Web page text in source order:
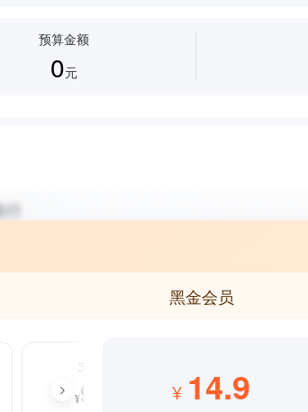
预算金额
0元
黑金会员
3个月
¥99 ¥ 14.9